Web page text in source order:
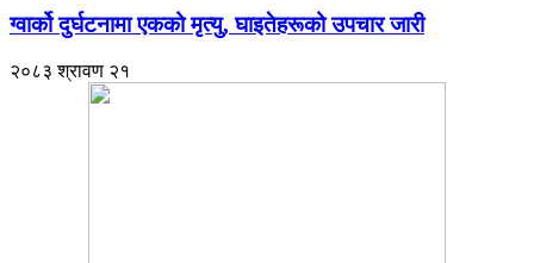
ग्वार्को दुर्घटनामा एकको मृत्यु, घाइतेहरूको उपचार जारी
२०८३ श्रावण २१